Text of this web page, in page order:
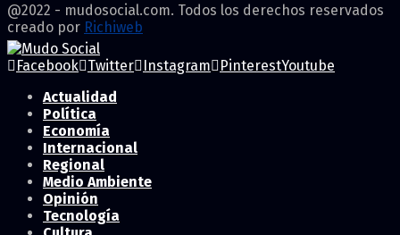
@2022 - mudosocial.com. Todos los derechos reservados
creado por Richiweb
Facebook Twitter Instagram PinterestYoutube
Actualidad
Política
Economía
Internacional
Regional
Medio Ambiente
Opinión
Tecnología